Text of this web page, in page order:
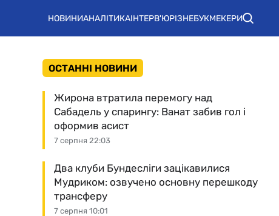
НОВИНИАНАЛІТИКАІНТЕРВ'ЮРІЗНЕБУКМЕКЕРИ
ОСТАННІ НОВИНИ
7 серпня 22:03
Жирона втратила перемогу над
Сабадель у спарингу: Ванат забив гол і
оформив асист
7 серпня 10:01
Два клуби Бундесліги зацікавилися
Мудриком: озвучено основну перешкоду
трансферу